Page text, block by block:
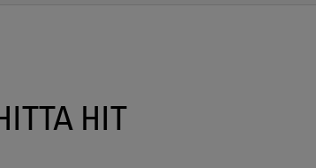
HIT